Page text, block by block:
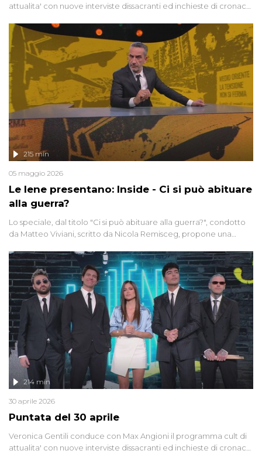
attualita' con nuove interviste dissacranti ed inchieste di cronaca
Le Iene presentano: Inside - Ci si può abituare
alla guerra?
215 min
05 maggio 2026
Lo speciale, dal titolo "Ci si può abituare alla guerra?", condotto
da Matteo Viviani, scritto da Nicola Remisceg, propone una
di settore - su quanto la guerra sia diventata una realtà pervasiva.
Anche se l'Italia non è direttamente coinvolta in conflitti armati, il
contesto globale rende impossibile considerarla un fenomeno
lontano.
Puntata del 30 aprile
214 min
30 aprile 2026
Veronica Gentili conduce con Max Angioni il programma cult di
attualita' con nuove interviste dissacranti ed inchieste di cronaca